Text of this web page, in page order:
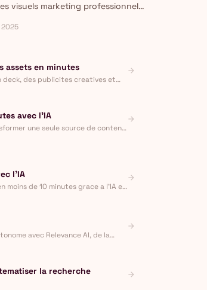
visuels marketing professionnels
2025
assets en minutes
deck, des publicites creatives et
arrow_forward
avec l'IA
une seule source de contenu
arrow_forward
l'IA
moins de 10 minutes grace a l'IA et
arrow_forward
avec Relevance AI, de la
arrow_forward
la recherche
arrow_forward